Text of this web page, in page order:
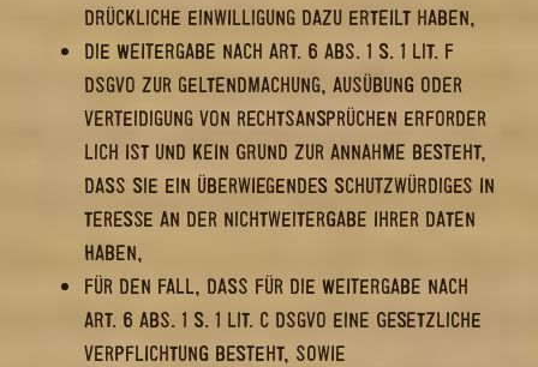
DRÜCK­LI­CHE EIN­WIL­LI­GUNG DAZU ER­TEILT HABEN,
DIE WEI­TER­GA­BE NACH ART. 6 ABS. 1 S. 1 LIT. F
DSGVO ZUR GEL­TEND­MA­CHUNG, AUS­ÜBUNG ODER
VER­TEI­DI­GUNG VON RECHTS­AN­SPRÜ­CHEN ER­FOR­DER­
LICH IST UND KEIN GRUND ZUR AN­NAH­ME BE­STEHT,
DASS SIE EIN ÜBER­WIE­GEN­DES SCHUTZ­WÜR­DI­GES IN­
TER­ES­SE AN DER NICHT­WEI­TER­GA­BE IHRER DATEN
HABEN,
FÜR DEN FALL, DASS FÜR DIE WEI­TER­GA­BE NACH
ART. 6 ABS. 1 S. 1 LIT. C DSGVO EINE GE­SETZ­LI­CHE
VER­PFLICH­TUNG BE­STEHT, SOWIE